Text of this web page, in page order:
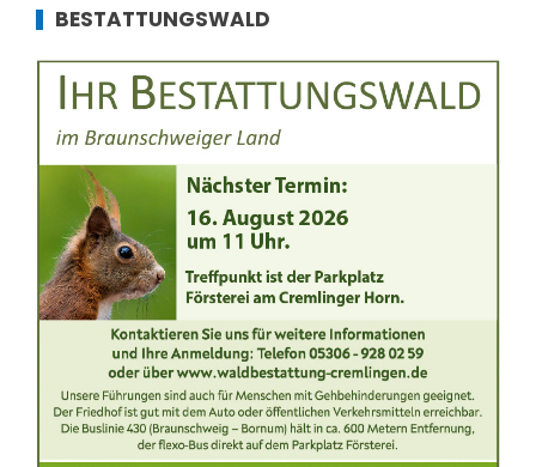
BESTATTUNGSWALD